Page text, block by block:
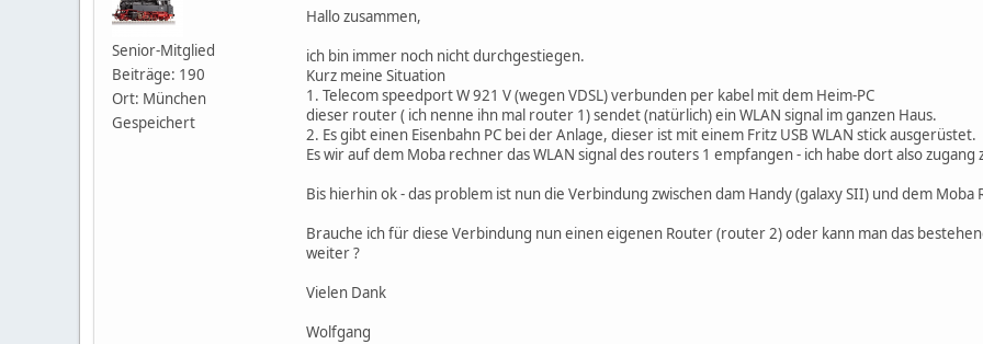
Senior-Mitglied
Beiträge: 190
Ort: München
Gespeichert
Hallo zusammen,
ich bin immer noch nicht durchgestiegen.
Kurz meine Situation
1. Telecom speedport W 921 V (wegen VDSL) verbunden per kabel mit dem Heim-PC
dieser router ( ich nenne ihn mal router 1) sendet (natürlich) ein WLAN signal im ganzen Haus.
2. Es gibt einen Eisenbahn PC bei der Anlage, dieser ist mit einem Fritz USB WLAN stick ausgerüstet.
Es wir auf dem Moba rechner das WLAN signal des routers 1 empfangen - ich habe dort also
Bis hierhin ok - das problem ist nun die Verbindung zwischen dam Handy (galaxy SII) und dem Moba
Brauche ich für diese Verbindung nun einen eigenen Router (router 2) oder kann man das
weiter ?
Vielen Dank
Wolfgang